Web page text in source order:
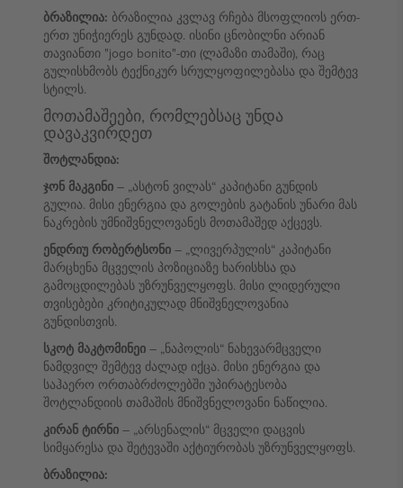
ბრაზილია: ბრაზილია კვლავ რჩება მსოფლიოს ერთ-
ერთ უნიჭიერეს გუნდად. ისინი ცნობილნი არიან
თავიანთი "jogo bonito"-თი (ლამაზი თამაში), რაც
გულისხმობს ტექნიკურ სრულყოფილებასა და შემტევ
სტილს.
მოთამაშეები, რომლებსაც უნდა
დავაკვირდეთ
შოტლანდია:
ჯონ მაკგინი – „ასტონ ვილას“ კაპიტანი გუნდის
გულია. მისი ენერგია და გოლების გატანის უნარი მას
ნაკრების უმნიშვნელოვანეს მოთამაშედ აქცევს.
ენდრიუ რობერტსონი – „ლივერპულის“ კაპიტანი
მარცხენა მცველის პოზიციაზე ხარისხსა და
გამოცდილებას უზრუნველყოფს. მისი ლიდერული
თვისებები კრიტიკულად მნიშვნელოვანია
გუნდისთვის.
სკოტ მაკტომინეი – „ნაპოლის“ ნახევარმცველი
ნამდვილ შემტევ ძალად იქცა. მისი ენერგია და
საჰაერო ორთაბრძოლებში უპირატესობა
შოტლანდიის თამაშის მნიშვნელოვანი ნაწილია.
კირან ტირნი – „არსენალის“ მცველი დაცვის
სიმყარესა და შეტევაში აქტიურობას უზრუნველყოფს.
ბრაზილია: